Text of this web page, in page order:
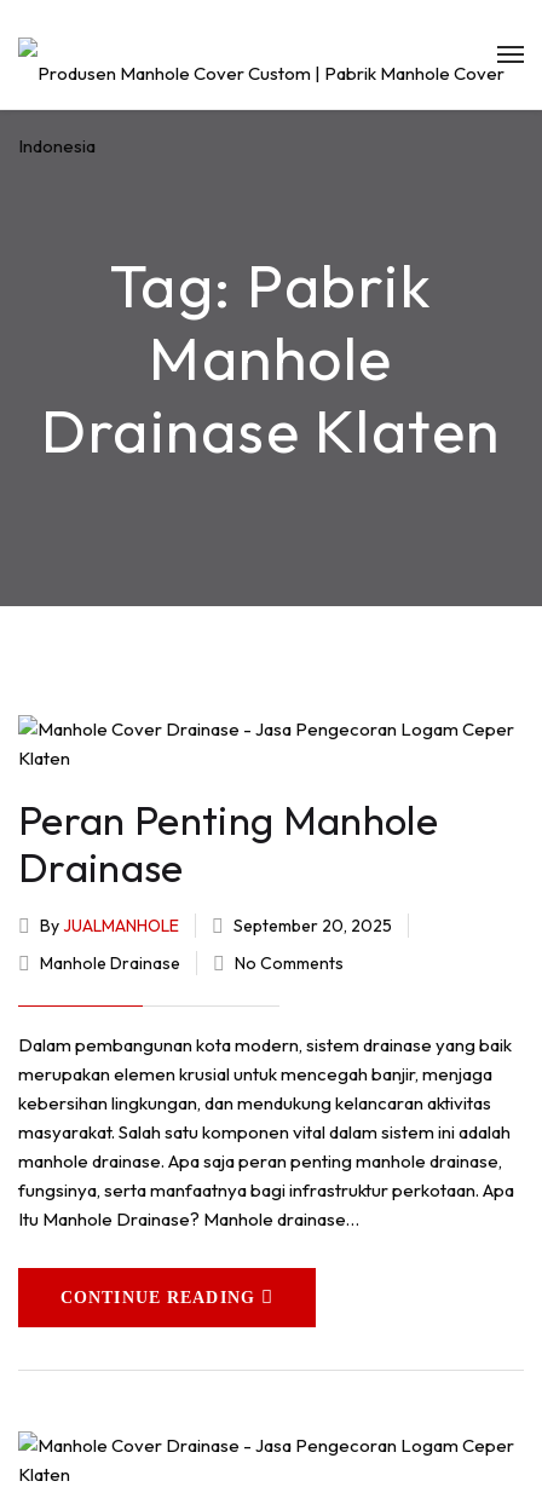
Tag: Pabrik
Manhole
Drainase Klaten
Peran Penting Manhole
Drainase
ByJUALMANHOLE
September 20, 2025
Manhole Drainase
No Comments
Dalam pembangunan kota modern, sistem drainase yang baik
merupakan elemen krusial untuk mencegah banjir, menjaga
kebersihan lingkungan, dan mendukung kelancaran aktivitas
masyarakat. Salah satu komponen vital dalam sistem ini adalah
manhole drainase. Apa saja peran penting manhole drainase,
fungsinya, serta manfaatnya bagi infrastruktur perkotaan. Apa
Itu Manhole Drainase? Manhole drainase…
CONTINUE READING